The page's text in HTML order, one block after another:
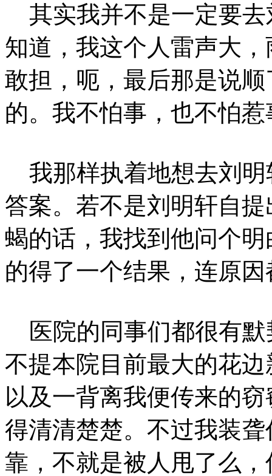
其实我并不是一定要去
知道，我这个人雷声大
敢担，呃，最后那是说
的。我不怕事，也不怕
我那样执着地想去刘明
答案。若不是刘明轩自
蝎的话，我找到他问个
的得了一个结果，连原
医院的同事们都很有默
不提本院目前最大的花
以及一背离我便传来的
得清清楚楚。不过我装
靠，不就是被人甩了么